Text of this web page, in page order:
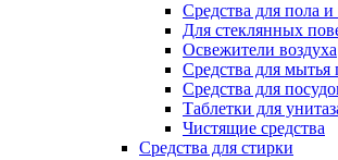
Cредства для пола
Для стеклянных
Освежители воздуха
Средства для мытья
Средства для
Таблетки для
Чистящие средства
Средства для стирки